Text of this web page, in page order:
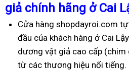
giả chính hãng ở Cai
Cửa hàng shopdayroi.com
đầu của khách hàng ở Cai
dương vật giả cao cấp (chim
từ các thương hiệu nổi tiếng.